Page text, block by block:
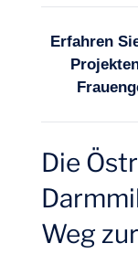
Erfahren
Die
Weg